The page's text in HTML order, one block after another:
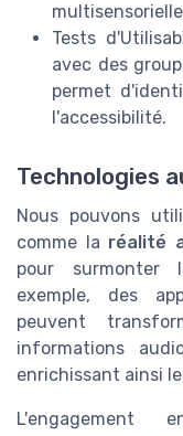
Tests
avec des
permet
l'accessibilité.
Technologies
Nous pouvons
comme la réalité
pour surmonter
exemple, des
peuvent
informations
enrichissant ainsi
L'engagement